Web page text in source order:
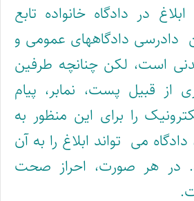
در دادگاه خانواده تابع
دادرسی دادگاههای عمومی و
است، لکن چنانچه طرفین
قبیل پست، نمابر، پیام
را برای این منظور به
دادگاه می ‌ تواند ابلاغ را به آن
در هر صورت، احراز صحت